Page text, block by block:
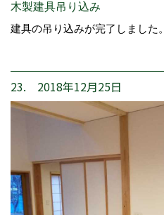
木製建具吊り込み
建具の吊り込みが完了しました。
23. 2018年12月25日